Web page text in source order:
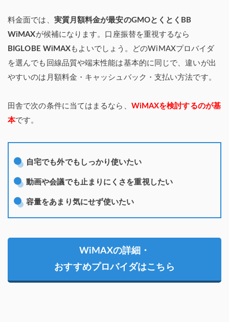
料金面では、 実質月額料金が最安のGMOとくとくBB
WiMAX が候補になります。口座振替を重視するなら
BIGLOBE WiMAX もよいでしょう。どのWiMAXプロバイダ
を選んでも回線品質や端末性能は基本的に同じで、違いが出
やすいのは月額料金・キャッシュバック・支払い方法です。
田舎で次の条件に当てはまるなら、 WiMAXを検討するのが基
本です。
自宅でも外でもしっかり使いたい
動画や会議でも止まりにくさを重視したい
容量をあまり気にせず使いたい
WiMAXの詳細・
おすすめプロバイダはこちら